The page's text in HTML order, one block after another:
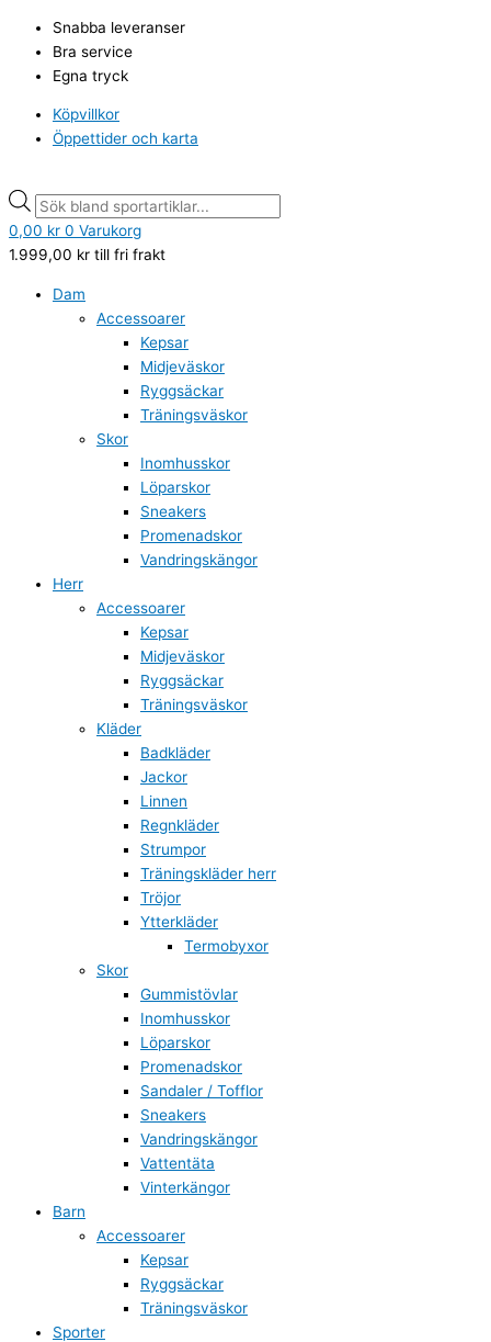
innehåll
Snabba leveranser
Bra service
Egna tryck
Köpvillkor
Öppettider och karta
search
0,00 kr 0 Varukorg
1.999,00 kr till fri frakt
Dam
Accessoarer
Kepsar
Midjeväskor
Ryggsäckar
Träningsväskor
Skor
Inomhusskor
Löparskor
Sneakers
Promenadskor
Vandringskängor
Herr
Accessoarer
Kepsar
Midjeväskor
Ryggsäckar
Träningsväskor
Kläder
Badkläder
Jackor
Linnen
Regnkläder
Strumpor
Träningskläder herr
Tröjor
Ytterkläder
Termobyxor
Skor
Gummistövlar
Inomhusskor
Löparskor
Promenadskor
Sandaler / Tofflor
Sneakers
Vandringskängor
Vattentäta
Vinterkängor
Barn
Accessoarer
Kepsar
Ryggsäckar
Träningsväskor
Sporter
search
Armour
Vital
Woven